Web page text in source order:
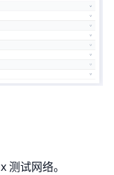
测试网络。